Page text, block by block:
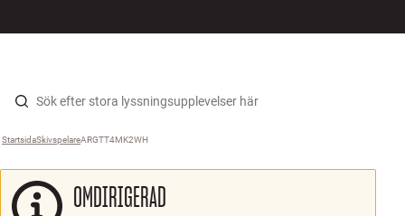
Hopp til innhold
Högtalare
Hörlurar
Startsida ›
Skivspelare ›
ARGTT4MK2WH
OMDIRIGERAD